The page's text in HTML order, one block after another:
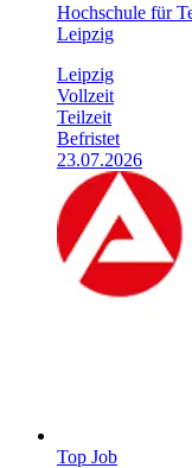
Hochschule für
Leipzig
Leipzig
Vollzeit
Teilzeit
Befristet
23.07.2026
Top Job